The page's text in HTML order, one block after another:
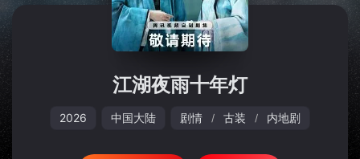
江湖夜雨十年灯
2026 中国大陆 剧情 / 古装 / 内地剧